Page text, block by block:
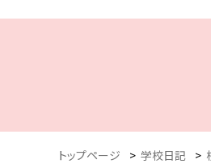
トップページ > 学校日記 >